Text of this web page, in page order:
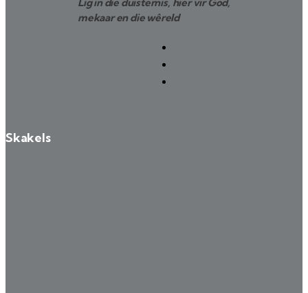
mekaar en die wêreld
Skakels